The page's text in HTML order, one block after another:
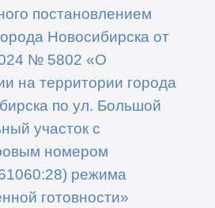
постановлением
Новосибирска от
№ 5802 «О
на территории города
по ул. Большой
участок с
номером
режима
готовности»